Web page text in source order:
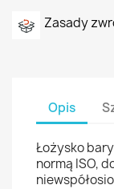
Zasady
Opis
Łożysko
normą ISO,